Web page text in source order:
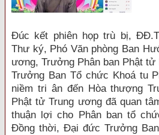
Đúc kết phiên họp trù bị,
Thư ký, Phó Văn phòng Ban
ương, Trưởng Phân ban Phật tử
Trưởng Ban Tổ chức Khoá tu
niềm tri ân đến Hòa thượng
Phật tử Trung ương đã quan
thuận lợi cho Phân ban tổ
Đồng thời, Đại đức Trưởng